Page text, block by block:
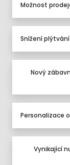
Možnost
Snížení
Nový
Personalizace
Vynikající